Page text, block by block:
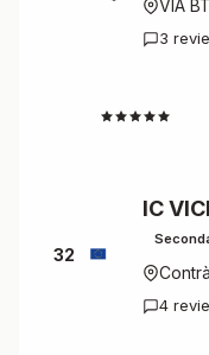
VIA
3
32
IC
4